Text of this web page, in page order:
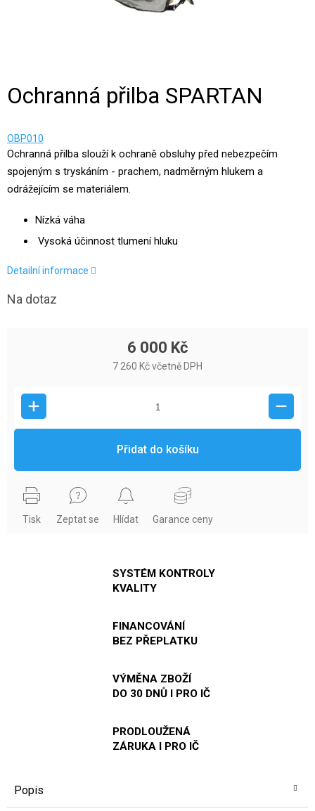
Ochranná přilba SPARTAN
OBP010
Ochranná přilba slouží k ochraně obsluhy před nebezpečím
spojeným s tryskáním - prachem, nadměrným hlukem a
odrážejícím se materiálem.
Nízká váha
Vysoká účinnost tlumení hluku
Detailní informace
Na dotaz
6 000 Kč
7 260 Kč včetně DPH
Přidat do košíku
Tisk Zeptat se Hlídat Garance ceny
SYSTÉM KONTROLY
KVALITY
FINANCOVÁNÍ
BEZ PŘEPLATKU
VÝMĚNA ZBOŽÍ
DO 30 DNŮ I PRO IČ
PRODLOUŽENÁ
ZÁRUKA I PRO IČ
Popis